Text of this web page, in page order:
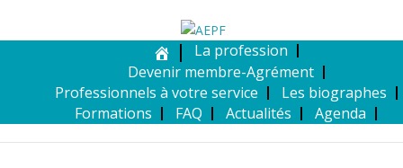
La profession
Devenir membre-Agrément
Professionnels à votre service
Les biographes
Formations
FAQ Actualités Agenda